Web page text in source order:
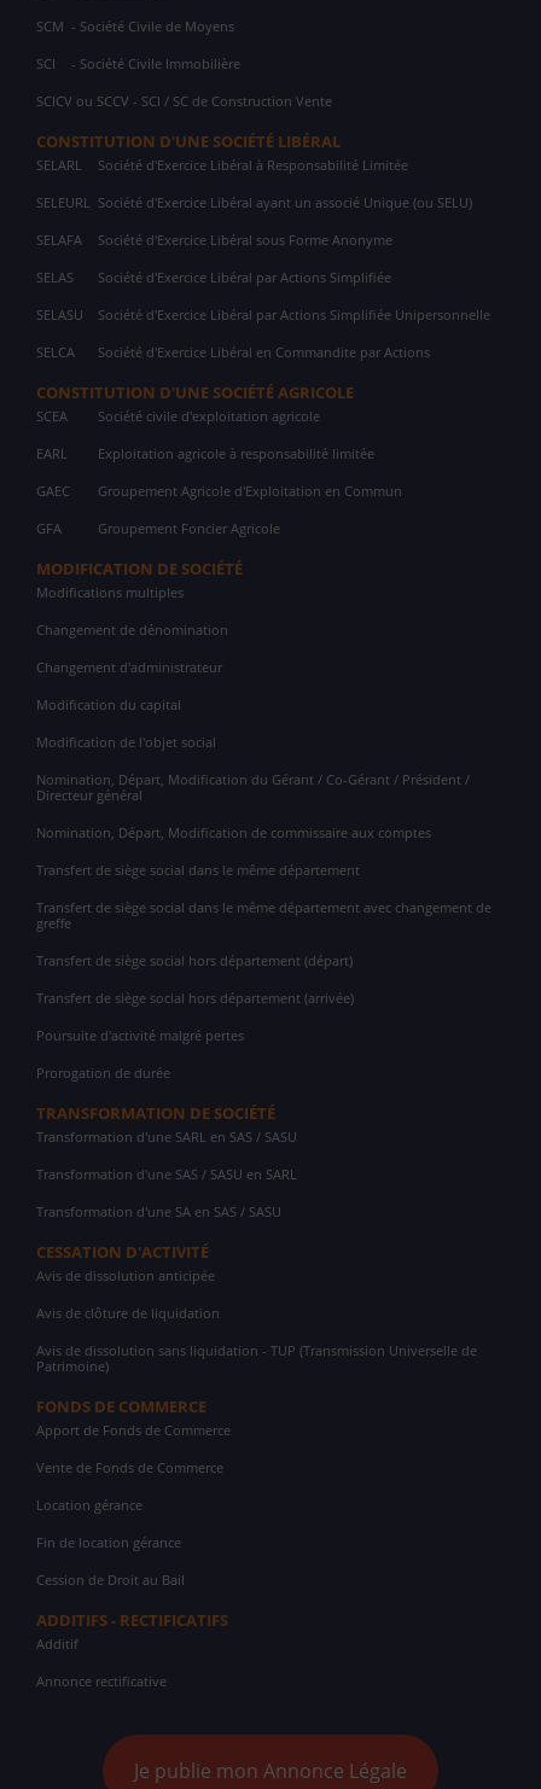
SCM - Société Civile de Moyens
SCI - Société Civile Immobilière
SCICV ou SCCV - SCI / SC de Construction Vente
CONSTITUTION D'UNE SOCIÉTÉ LIBÉRAL
SELARL Société d'Exercice Libéral à Responsabilité Limitée
SELEURL Société d'Exercice Libéral ayant un associé Unique (ou SELU)
SELAFA Société d'Exercice Libéral sous Forme Anonyme
SELAS Société d'Exercice Libéral par Actions Simplifiée
SELASU Société d'Exercice Libéral par Actions Simplifiée Unipersonnelle
SELCA Société d'Exercice Libéral en Commandite par Actions
CONSTITUTION D'UNE SOCIÉTÉ AGRICOLE
SCEA Société civile d'exploitation agricole
EARL Exploitation agricole à responsabilité limitée
GAEC Groupement Agricole d'Exploitation en Commun
GFA Groupement Foncier Agricole
MODIFICATION DE SOCIÉTÉ
Modifications multiples
Changement de dénomination
Changement d'administrateur
Modification du capital
Modification de l'objet social
Nomination, Départ, Modification du Gérant / Co-Gérant / Président /
Directeur général
Nomination, Départ, Modification de commissaire aux comptes
Transfert de siège social dans le même département
Transfert de siège social dans le même département avec changement de
greffe
Transfert de siège social hors département (départ)
Transfert de siège social hors département (arrivée)
Poursuite d'activité malgré pertes
Prorogation de durée
TRANSFORMATION DE SOCIÉTÉ
Transformation d'une SARL en SAS / SASU
Transformation d'une SAS / SASU en SARL
Transformation d'une SA en SAS / SASU
CESSATION D'ACTIVITÉ
Avis de dissolution anticipée
Avis de clôture de liquidation
Avis de dissolution sans liquidation - TUP (Transmission Universelle de
Patrimoine)
FONDS DE COMMERCE
Apport de Fonds de Commerce
Vente de Fonds de Commerce
Location gérance
Fin de location gérance
Cession de Droit au Bail
ADDITIFS - RECTIFICATIFS
Additif
Annonce rectificative
Je publie mon Annonce Légale